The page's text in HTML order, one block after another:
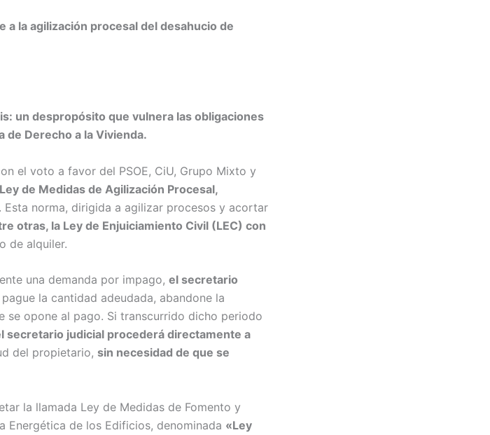
a la agilización procesal del desahucio de
un despropósito que vulnera las obligaciones
de Derecho a la Vivienda.
el voto a favor del PSOE, CiU, Grupo Mixto y
Ley de Medidas de Agilización Procesal,
norma, dirigida a agilizar procesos y acortar
otras, la Ley de Enjuiciamiento Civil (LEC) con
de alquiler.
una demanda por impago, el secretario
la cantidad adeudada, abandone la
se opone al pago. Si transcurrido dicho periodo
secretario judicial procederá directamente a
del propietario, sin necesidad de que se
la llamada Ley de Medidas de Fomento y
Energética de los Edificios, denominada «Ley